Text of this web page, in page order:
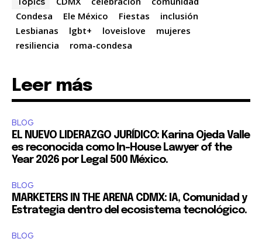
Condesa
Ele México Fiestas
inclusión
Lesbianas
lgbt+ loveislove
mujeres
resiliencia
roma-condesa
Leer más
BLOG
EL NUEVO LIDERAZGO JURÍDICO: Karina Ojeda Valle
es reconocida como In-House Lawyer of the
Year 2026 por Legal 500 México.
BLOG
MARKETERS IN THE ARENA CDMX: IA, Comunidad y
Estrategia dentro del ecosistema tecnológico.
BLOG